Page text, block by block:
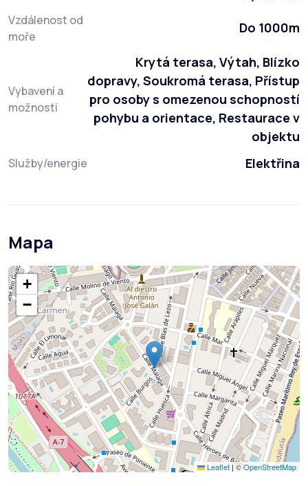
Vzdálenost od
moře
Do 1000m
Vybavení a
možnosti
Krytá terasa, Výtah, Blízko
dopravy, Soukromá terasa, Přístup
pro osoby s omezenou schopností
pohybu a orientace, Restaurace v
objektu
Služby/energie Elektřina
Mapa
+
−
Leaflet |©OpenStreetMap